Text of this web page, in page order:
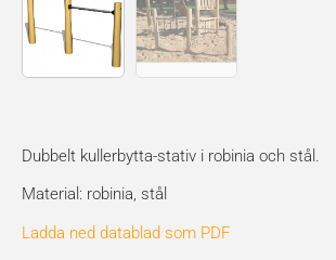
Dubbelt kullerbytta-stativ i robinia och stål.
Material: robinia, stål
Ladda ned datablad som PDF